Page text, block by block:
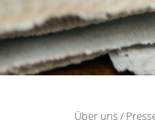
Über uns